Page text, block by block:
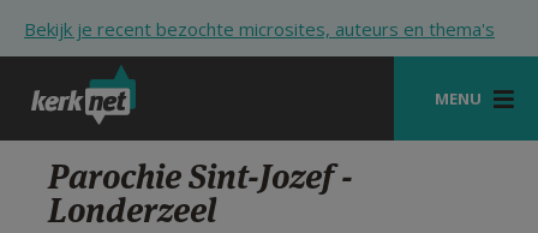
Bekijk je recent bezochte microsites, auteurs en thema's
MENU
STARTPAGINA
KERK
Parochie Sint-Jozef -
Londerzeel